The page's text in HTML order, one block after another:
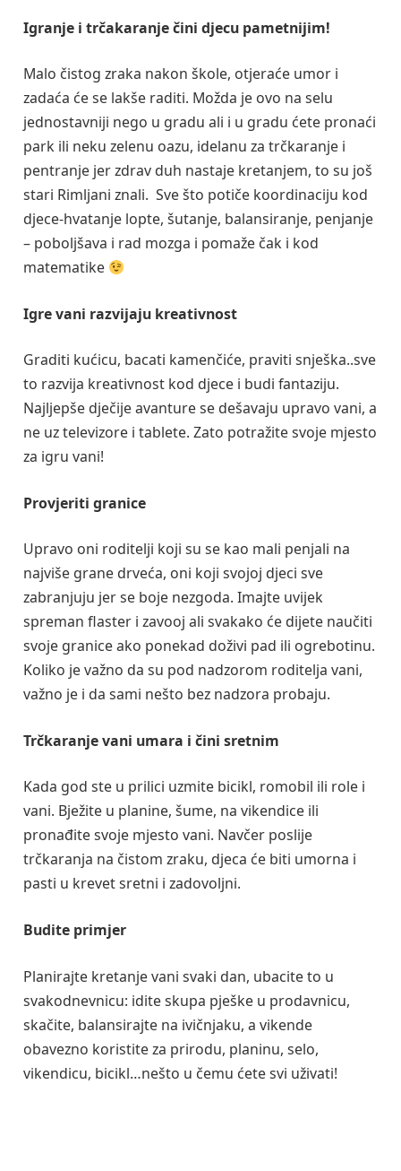
Igranje i trčakaranje čini djecu pametnijim!
Malo čistog zraka nakon škole, otjeraće umor i
zadaća će se lakše raditi. Možda je ovo na selu
jednostavniji nego u gradu ali i u gradu ćete pronaći
park ili neku zelenu oazu, idelanu za trčkaranje i
pentranje jer zdrav duh nastaje kretanjem, to su još
stari Rimljani znali. Sve što potiče koordinaciju kod
djece-hvatanje lopte, šutanje, balansiranje, penjanje
– poboljšava i rad mozga i pomaže čak i kod
matematike
Igre vani razvijaju kreativnost
Graditi kućicu, bacati kamenčiće, praviti snješka..sve
to razvija kreativnost kod djece i budi fantaziju.
Najljepše dječije avanture se dešavaju upravo vani, a
ne uz televizore i tablete. Zato potražite svoje mjesto
za igru vani!
Provjeriti granice
Upravo oni roditelji koji su se kao mali penjali na
najviše grane drveća, oni koji svojoj djeci sve
zabranjuju jer se boje nezgoda. Imajte uvijek
spreman flaster i zavooj ali svakako će dijete naučiti
svoje granice ako ponekad doživi pad ili ogrebotinu.
Koliko je važno da su pod nadzorom roditelja vani,
važno je i da sami nešto bez nadzora probaju.
Trčkaranje vani umara i čini sretnim
Kada god ste u prilici uzmite bicikl, romobil ili role i
vani. Bježite u planine, šume, na vikendice ili
pronađite svoje mjesto vani. Navčer poslije
trčkaranja na čistom zraku, djeca će biti umorna i
pasti u krevet sretni i zadovoljni.
Budite primjer
Planirajte kretanje vani svaki dan, ubacite to u
svakodnevnicu: idite skupa pješke u prodavnicu,
skačite, balansirajte na ivičnjaku, a vikende
obavezno koristite za prirodu, planinu, selo,
vikendicu, bicikl…nešto u čemu ćete svi uživati!